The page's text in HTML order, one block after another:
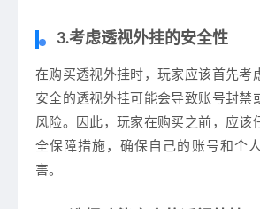
3.考虑透视外挂的安全性
在购买透视外挂时，玩家应该首先考
安全的透视外挂可能会导致账号封禁
风险。因此，玩家在购买之前，应该
全保障措施，确保自己的账号和个
害。